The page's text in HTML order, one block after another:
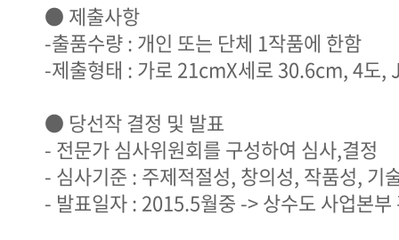
● 제출사항
-출품수량 : 개인 또는 단체 1작품에 한함
-제출형태 : 가로 21cmX세로 30.6cm, 4도,
● 당선작 결정 및 발표
- 전문가 심사위원회를 구성하여 심사,결정
- 심사기준 : 주제적절성, 창의성, 작품성, 기
- 발표일자 : 2015.5월중 -> 상수도 사업본